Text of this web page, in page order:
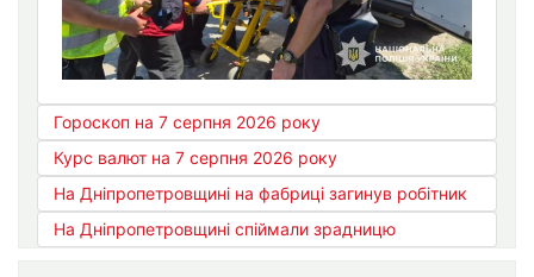
Гороскоп на 7 серпня 2026 року
Курс валют на 7 серпня 2026 року
На Дніпропетровщині на фабриці загинув робітник
На Дніпропетровщині спіймали зрадницю